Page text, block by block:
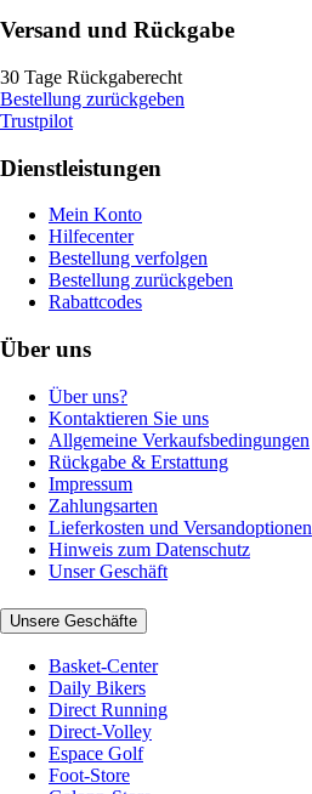
Versand und Rückgabe
30 Tage Rückgaberecht
Bestellung zurückgeben
Trustpilot
Dienstleistungen
Mein Konto
Hilfecenter
Bestellung verfolgen
Bestellung zurückgeben
Rabattcodes
Über uns
Über uns?
Kontaktieren Sie uns
Allgemeine Verkaufsbedingungen
Rückgabe & Erstattung
Impressum
Zahlungsarten
Lieferkosten und Versandoptionen
Hinweis zum Datenschutz
Unser Geschäft
Unsere Geschäfte
Basket-Center
Daily Bikers
Direct Running
Direct-Volley
Espace Golf
Foot-Store